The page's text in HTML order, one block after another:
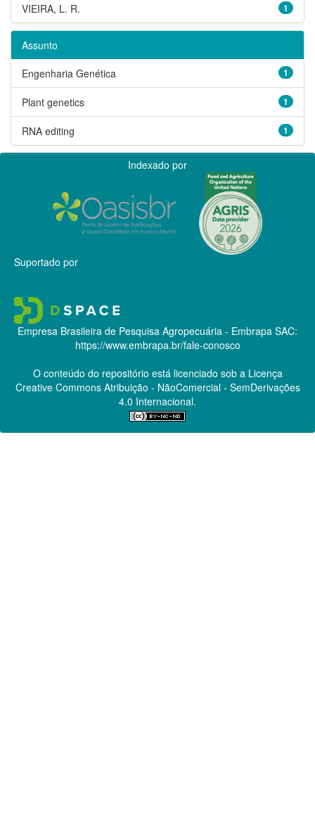
1
VIEIRA, L. R.
Assunto
1
Engenharia Genética
1
Plant genetics
1
RNA editing
Indexado por
Suportado por
Empresa Brasileira de Pesquisa Agropecuária - Embrapa SAC:
https://www.embrapa.br/fale-conosco
O conteúdo do repositório está licenciado sob a Licença
Creative CommonsAtribuição - NãoComercial - SemDerivações
4.0 Internacional.